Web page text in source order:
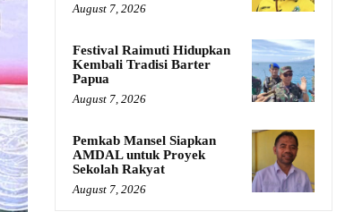
August 7, 2026
Festival Raimuti Hidupkan
Kembali Tradisi Barter
Papua
August 7, 2026
Pemkab Mansel Siapkan
AMDAL untuk Proyek
Sekolah Rakyat
August 7, 2026